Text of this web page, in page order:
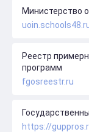
Министерство
Реестр
программ
fgosreestr.ru
https://